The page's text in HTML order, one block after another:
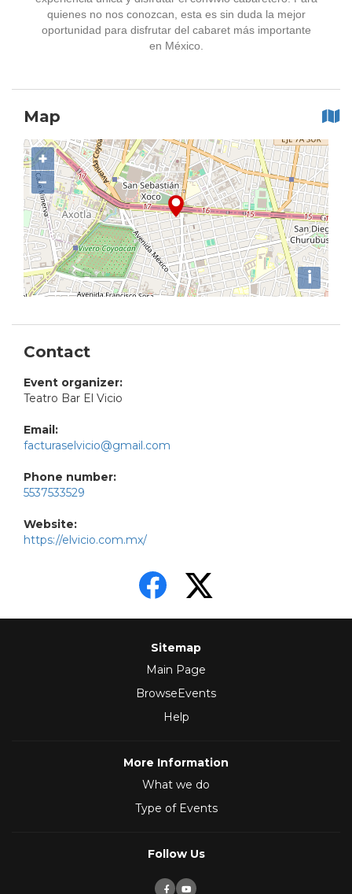
quienes no nos conozcan, esta es sin duda la mejor
oportunidad para disfrutar del cabaret más importante
en México.
Map
+
−
i
Contact
Event organizer:
Teatro Bar El Vicio
Email:
facturaselvicio@gmail.com
Phone number:
5537533529
Website:
https://elvicio.com.mx/
Sitemap
Main Page
BrowseEvents
Help
More Information
What we do
Type of Events
Follow Us